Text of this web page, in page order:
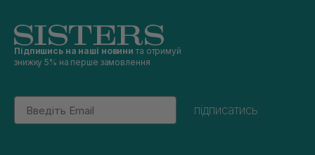
Підпишись на наші новини та отримуй
знижку 5% на перше замовлення
Email
підписатись